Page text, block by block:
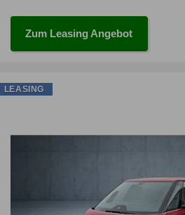
Zum Leasing Angebot
LEASING